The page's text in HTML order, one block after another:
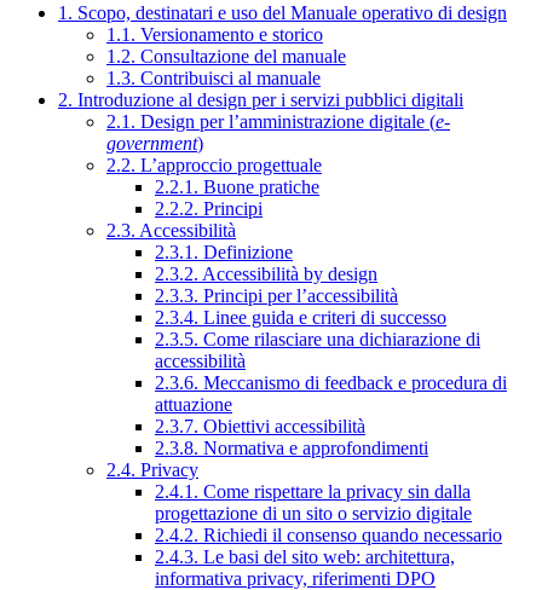
1. Scopo, destinatari e uso del Manuale operativo di design
1.1. Versionamento e storico
1.2. Consultazione del manuale
1.3. Contribuisci al manuale
2. Introduzione al design per i servizi pubblici digitali
2.1. Design per l’amministrazione digitale (e-
government)
2.2. L’approccio progettuale
2.2.1. Buone pratiche
2.2.2. Principi
2.3. Accessibilità
2.3.1. Definizione
2.3.2. Accessibilità by design
2.3.3. Principi per l’accessibilità
2.3.4. Linee guida e criteri di successo
2.3.5. Come rilasciare una dichiarazione di
accessibilità
2.3.6. Meccanismo di feedback e procedura di
attuazione
2.3.7. Obiettivi accessibilità
2.3.8. Normativa e approfondimenti
2.4. Privacy
2.4.1. Come rispettare la privacy sin dalla
progettazione di un sito o servizio digitale
2.4.2. Richiedi il consenso quando necessario
2.4.3. Le basi del sito web: architettura,
informativa privacy, riferimenti DPO